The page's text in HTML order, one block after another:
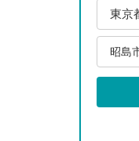
東京
昭島